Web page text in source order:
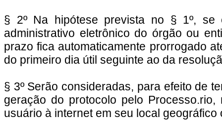
§ 2º Na hipótese prevista no § 1º, se
administrativo eletrônico do órgão ou
prazo fica automaticamente prorrogado
do primeiro dia útil seguinte ao da
§ 3º Serão consideradas, para efeito de
geração do protocolo pelo
usuário à internet em seu local